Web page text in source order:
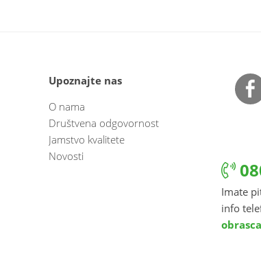
Upoznajte nas
O nama
Društvena odgovornost
Jamstvo kvalitete
Novosti
Imate
info
obrasca